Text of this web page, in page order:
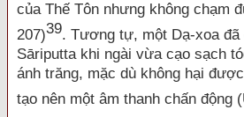
của Thế Tôn nhưng không chạm
207)39. Tương tự, một Dạ-xoa đã
Sāriputta khi ngài vừa cạo sạch
ánh trăng, mặc dù không hại
tạo nên một âm thanh chấn động